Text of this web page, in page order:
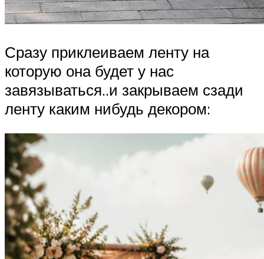
Сразу приклеиваем ленту на
которую она будет у нас
завязываться..и закрываем сзади
ленту каким нибудь декором: